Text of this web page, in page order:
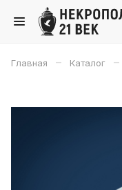
Главная – Каталог –